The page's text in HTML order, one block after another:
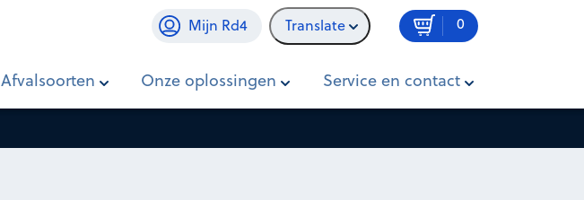
Mijn Rd4 Translate 0
Afvalsoorten Onze oplossingen Service en contact
Prijs op aanvraag In winkelwagen